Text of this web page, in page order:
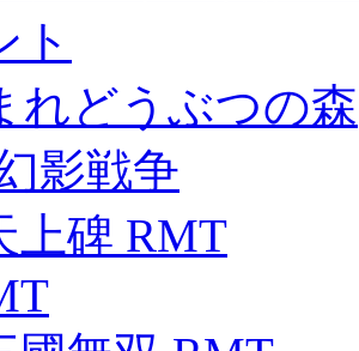
ト
れどうぶつの森
影戦争
上碑 RMT